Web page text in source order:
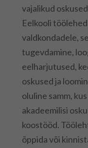
vajalikud
Eelkooli
valdkondadele,
tugevdamine,
eelharjutused,
oskused ja
oluline samm,
akadeemilisi
koostööd.
õppida või